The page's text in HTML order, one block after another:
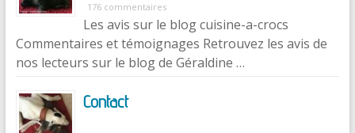
176 commentaires
Les avis sur le blog cuisine-a-crocs
Commentaires et témoignages Retrouvez les avis de
nos lecteurs sur le blog de Géraldine …
Contact